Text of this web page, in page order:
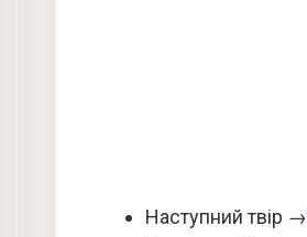
Наступний твір →